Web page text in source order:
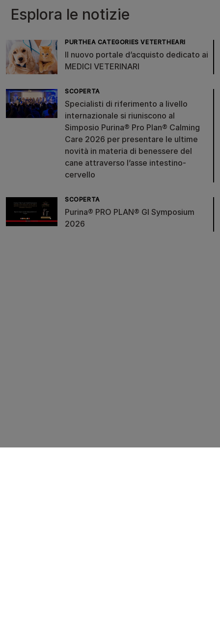
Esplora le notizie
PURTHEA CATEGORIES VETERTHEARI
Il nuovo portale d’acquisto dedicato ai
MEDICI VETERINARI
SCOPERTA
Specialisti di riferimento a livello
internazionale si riuniscono al
Simposio Purina® Pro Plan® Calming
Care 2026 per presentare le ultime
novità in materia di benessere del
cane attraverso l’asse intestino-
cervello
SCOPERTA
Purina® PRO PLAN® GI Symposium
2026